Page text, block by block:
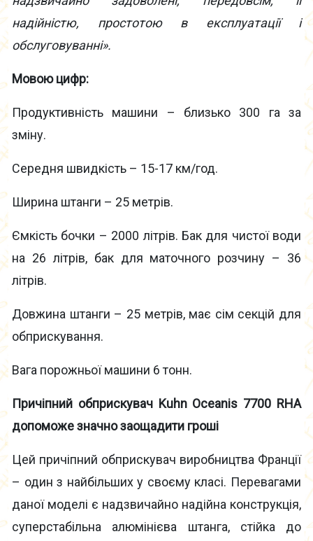
надійністю, простотою в експлуатації і
обслуговуванні».
Мовою цифр:
Продуктивність машини – близько 300 га за
зміну.
Середня швидкість – 15-17 км/год.
Ширина штанги – 25 метрів.
Ємкість бочки – 2000 літрів. Бак для чистої води
на 26 літрів, бак для маточного розчину – 36
літрів.
Довжина штанги – 25 метрів, має сім секцій для
обприскування.
Вага порожньої машини 6 тонн.
Причіпний обприскувач Kuhn Oceanis 7700 RHA
допоможе значно заощадити гроші
Цей причіпний обприскувач виробництва Франції
– один з найбільших у своєму класі. Перевагами
даної моделі є надзвичайно надійна конструкція,
суперстабільна алюмінієва штанга, стійка до